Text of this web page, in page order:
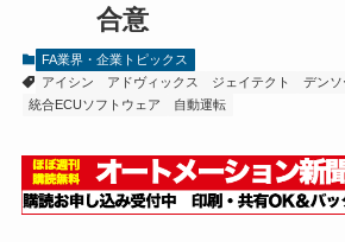
合意
FA業界・企業トピックス
アイシン
アドヴィックス ジェイテクト デンソ
統合ECUソフトウェア
自動運転